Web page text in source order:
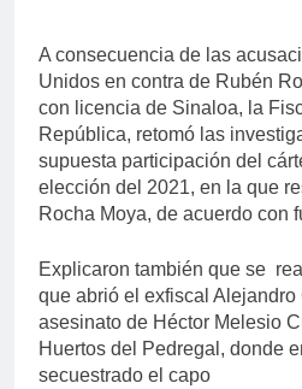
A consecuencia de las
Unidos en contra de Rubén
con licencia de Sinaloa, la
República, retomó las
supuesta participación del
elección del 2021, en la que
Rocha Moya, de acuerdo con
Explicaron también que se
que abrió el exfiscal Alejandro
asesinato de Héctor Melesio
Huertos del Pedregal, donde
secuestrado el capo